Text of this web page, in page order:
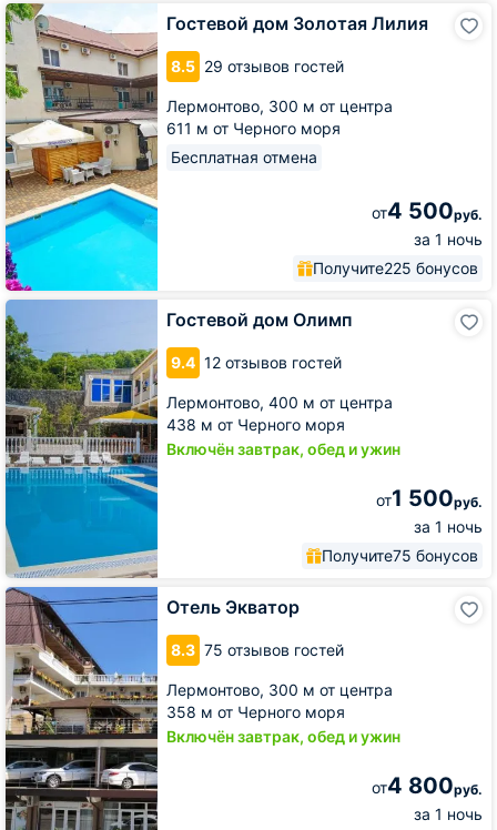
Гостевой дом Золотая Лилия
8.5 29 отзывов гостей
Лермонтово, 300 м от центра
611 м от Черного моря
Бесплатная отмена
от4 500руб.
за 1 ночь
Получите225 бонусов
Гостевой
дом
Золотая
Лилия
Гостевой дом Олимп
9.4 12 отзывов гостей
Лермонтово, 400 м от центра
438 м от Черного моря
Включён завтрак, обед и ужин
от1 500руб.
за 1 ночь
Получите75 бонусов
Гостевой
дом
Олимп
Отель Экватор
8.3 75 отзывов гостей
Лермонтово, 300 м от центра
358 м от Черного моря
Включён завтрак, обед и ужин
от4 800руб.
за 1 ночь
Отель
Экватор